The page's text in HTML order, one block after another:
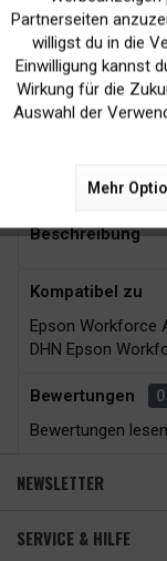
Kein
Zubehör 14
Beschreibung
Kompatibel zu
Epson Workforce
DHN Epson
Bewertungen
0
Bewertungen
NEWSLETTER
SERVICE & HILFE
Marketing
Tracking
Partnerseiten
willigst du in die
Einwilligung kannst
Wirkung für die
Auswahl der
Mehr